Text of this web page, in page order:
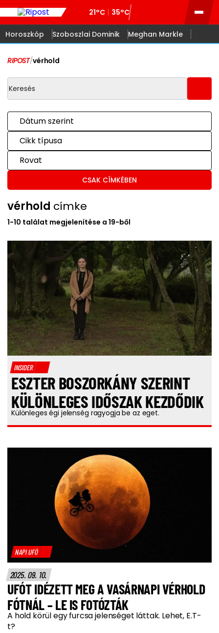
21°C 35°C
Horoszkóp Szoboszlai Dominik Meghan Markle
RIPOST/vérhold
Dátum szerint
Cikk típusa
Rovat
CSAK CÍMKÉBEN
vérhold címke
1-10 találat megjelenítése a 19-ből
INSIDER
ESZTER BOSZORKÁNY SZERINT
KÜLÖNLEGES IDŐSZAK KEZDŐDIK
Különleges égi jelenség ragyogja be az eget.
NAPI UFÓ
2025. 09. 10.
UFÓT IDÉZETT MEG A VASÁRNAPI VÉRHOLD
FÓTNÁL – LE IS FOTÓZTÁK
A hold körül egy furcsa jelenséget láttak. Lehet, E.T-
t?